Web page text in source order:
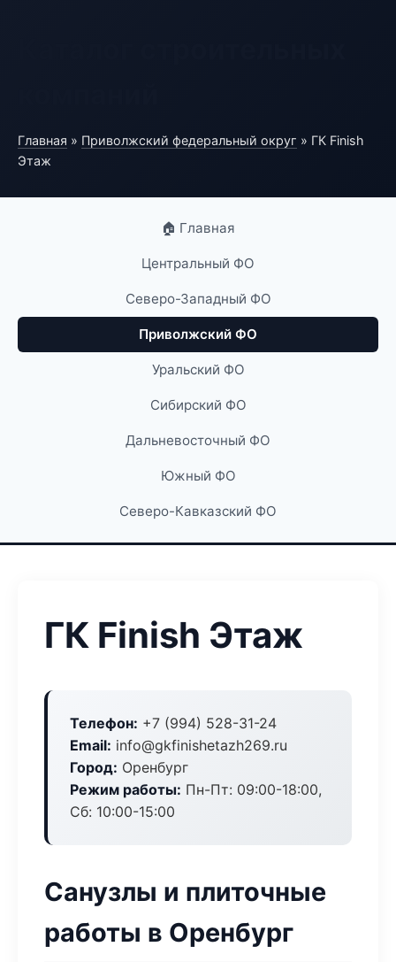
Главная » Приволжский федеральный округ » ГК Finish
Этаж
🏠 Главная
Центральный ФО
Северо-Западный ФО
Приволжский ФО
Уральский ФО
Сибирский ФО
Дальневосточный ФО
Южный ФО
Северо-Кавказский ФО
ГК Finish Этаж
Телефон: +7 (994) 528-31-24
Email: info@gkfinishetazh269.ru
Город: Оренбург
Режим работы: Пн-Пт: 09:00-18:00,
Сб: 10:00-15:00
Санузлы и плиточные
работы в Оренбург